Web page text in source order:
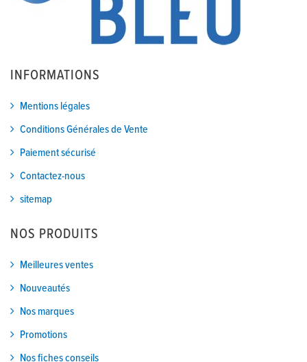
INFORMATIONS
Mentions légales
Conditions Générales de Vente
Paiement sécurisé
Contactez-nous
sitemap
NOS PRODUITS
Meilleures ventes
Nouveautés
Nos marques
Promotions
Nos fiches conseils